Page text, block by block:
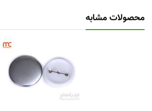
محصولات مشابه